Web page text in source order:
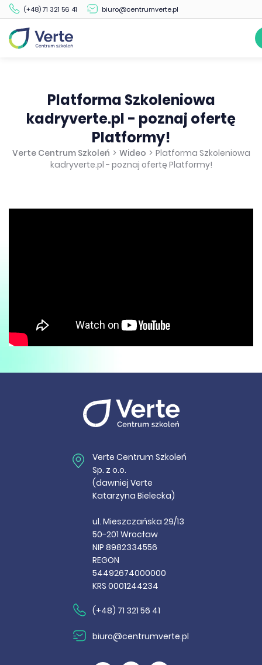
(+48) 71 321 56 41 biuro@centrumverte.pl
Platforma Szkoleniowa
kadryverte.pl - poznaj ofertę
Platformy!
Verte Centrum Szkoleń > Wideo > Platforma Szkoleniowa
kadryverte.pl - poznaj ofertę Platformy!
Verte Centrum Szkoleń
Sp. z o.o.
(dawniej Verte
Katarzyna Bielecka)
ul. Mieszczańska 29/13
50-201 Wrocław
NIP 8982334556
REGON
54492674000000
KRS 0001244234
(+48) 71 321 56 41
biuro@centrumverte.pl